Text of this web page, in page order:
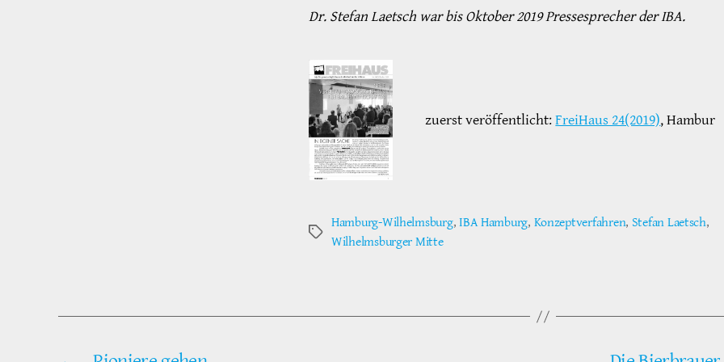
Dr. Stefan Laetsch war bis Oktober 2019 Pressesprecher der IBA.
zuerst veröffentlicht:FreiHaus 24(2019), Hambur
Schlagwörter
Hamburg-Wilhelmsburg,IBA Hamburg, Konzeptverfahren, Stefan Laetsch,
Wilhelmsburger Mitte